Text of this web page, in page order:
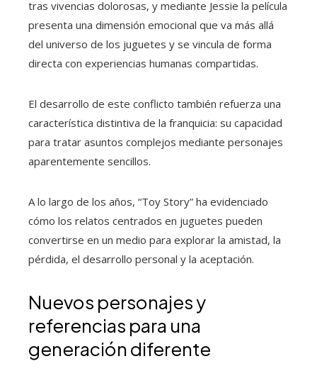
tras vivencias dolorosas, y mediante Jessie la película
presenta una dimensión emocional que va más allá
del universo de los juguetes y se vincula de forma
directa con experiencias humanas compartidas.
El desarrollo de este conflicto también refuerza una
característica distintiva de la franquicia: su capacidad
para tratar asuntos complejos mediante personajes
aparentemente sencillos.
A lo largo de los años, “Toy Story” ha evidenciado
cómo los relatos centrados en juguetes pueden
convertirse en un medio para explorar la amistad, la
pérdida, el desarrollo personal y la aceptación.
Nuevos personajes y
referencias para una
generación diferente